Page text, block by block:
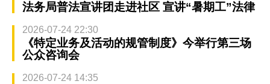
法务局普法宣讲团走进社区 宣讲“暑期工”法律
2026-07-24 22:30
《特定业务及活动的规管制度》今举行第三场
公众咨询会
2026-07-24 14:35